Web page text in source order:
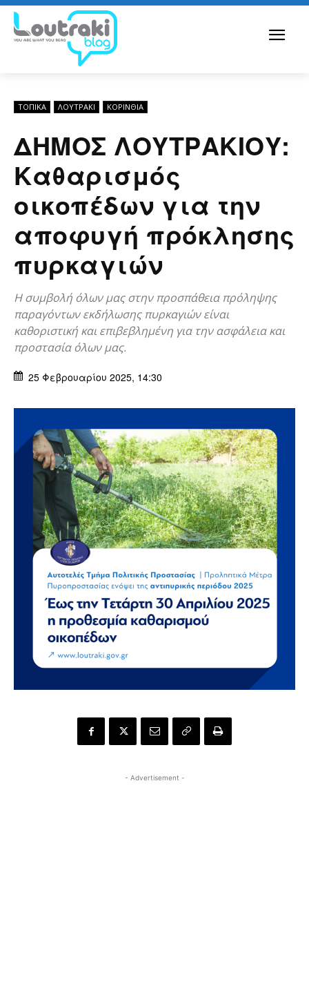
ΤΟΠΙΚΑ ΛΟΥΤΡΆΚΙ ΚΟΡΙΝΘΊΑ
ΔΗΜΟΣ ΛΟΥΤΡΑΚΙΟΥ:
Καθαρισμός
οικοπέδων για την
αποφυγή πρόκλησης
πυρκαγιών
Η συμβολή όλων μας στην προσπάθεια πρόληψης
παραγόντων εκδήλωσης πυρκαγιών είναι
καθοριστική και επιβεβλημένη για την ασφάλεια και
προστασία όλων μας.
25 Φεβρουαρίου 2025, 14:30
- Advertisement -